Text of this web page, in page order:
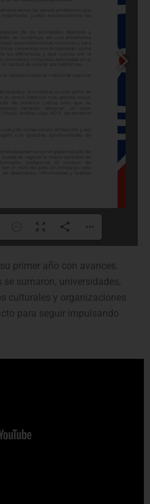
primer año con avances.
sumaron, universidades,
culturales y organizaciones
para seguir impulsando